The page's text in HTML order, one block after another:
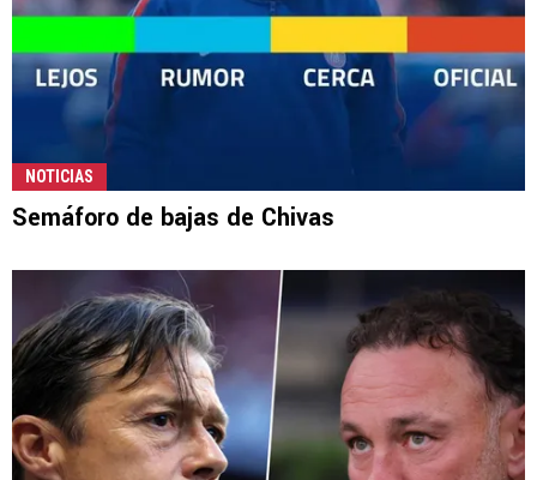
NOTICIAS
Semáforo de bajas de Chivas